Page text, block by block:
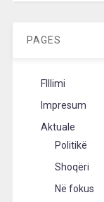
PAGES
FIllimi
Impresum
Aktuale
Politikë
Shoqëri
Në fokus